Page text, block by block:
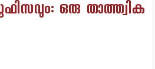
ഒരു താത്ത്വിക